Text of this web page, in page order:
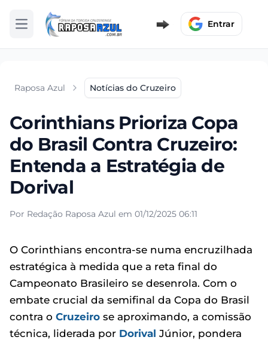
Abrir menu Entrar
Raposa Azul Notícias do Cruzeiro
Corinthians Prioriza Copa
do Brasil Contra Cruzeiro:
Entenda a Estratégia de
Dorival
Por Redação Raposa Azul em 01/12/2025 06:11
O Corinthians encontra-se numa encruzilhada
estratégica à medida que a reta final do
Campeonato Brasileiro se desenrola. Com o
embate crucial da semifinal da Copa do Brasil
contra o Cruzeiro se aproximando, a comissão
técnica, liderada por Dorival Júnior, pondera